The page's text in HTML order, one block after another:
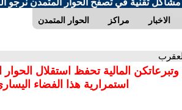
مشاكل تقنية في تصفح الحوار المتمدن نرجو
الحوار المتمدن مراكز الاخبار
وتبرعاتكن المالية تحفظ استقلال
استمرارية هذا الفضاء